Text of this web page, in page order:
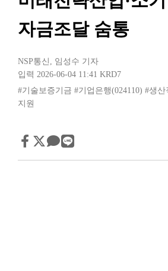
자금조달 숨통
NSP통신 , 임성수 기자
입력 2026-06-04 11:41 KRD7
#기술보증기금 #기업은행(024110) #생산
지원